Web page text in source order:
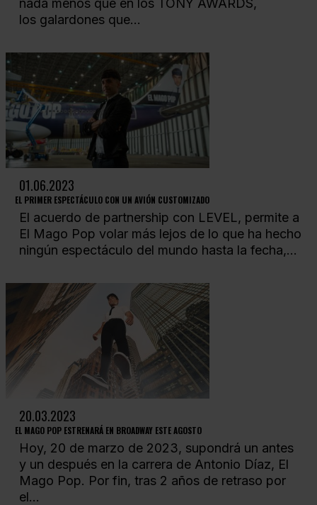
nada menos que en los TONY AWARDS,
los galardones que...
01.06.2023
EL PRIMER ESPECTÁCULO CON UN AVIÓN CUSTOMIZADO
El acuerdo de partnership con LEVEL, permite a
El Mago Pop volar más lejos de lo que ha hecho
ningún espectáculo del mundo hasta la fecha,...
20.03.2023
EL MAGO POP ESTRENARÁ EN BROADWAY ESTE AGOSTO
Hoy, 20 de marzo de 2023, supondrá un antes
y un después en la carrera de Antonio Díaz, El
Mago Pop. Por fin, tras 2 años de retraso por
el...